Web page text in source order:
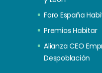
Foro España
Premios Habitar
Alianza CEO
Despoblación